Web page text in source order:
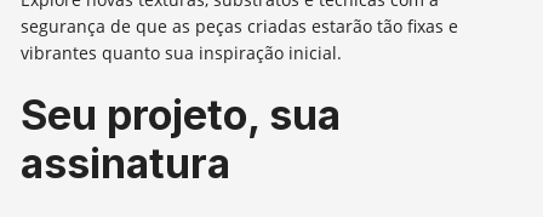
segurança de que as peças criadas estarão tão fixas e
vibrantes quanto sua inspiração inicial.
Seu projeto, sua
assinatura